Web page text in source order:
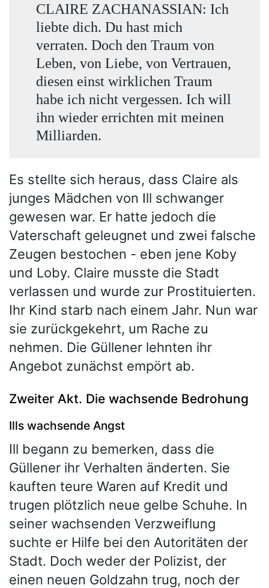
CLAIRE ZACHANASSIAN: Ich
liebte dich. Du hast mich
verraten. Doch den Traum von
Leben, von Liebe, von Vertrauen,
diesen einst wirklichen Traum
habe ich nicht vergessen. Ich will
ihn wieder errichten mit meinen
Milliarden.
Es stellte sich heraus, dass Claire als
junges Mädchen von Ill schwanger
gewesen war. Er hatte jedoch die
Vaterschaft geleugnet und zwei falsche
Zeugen bestochen - eben jene Koby
und Loby. Claire musste die Stadt
verlassen und wurde zur Prostituierten.
Ihr Kind starb nach einem Jahr. Nun war
sie zurückgekehrt, um Rache zu
nehmen. Die Güllener lehnten ihr
Angebot zunächst empört ab.
Zweiter Akt. Die wachsende Bedrohung
Ills wachsende Angst
Ill begann zu bemerken, dass die
Güllener ihr Verhalten änderten. Sie
kauften teure Waren auf Kredit und
trugen plötzlich neue gelbe Schuhe. In
seiner wachsenden Verzweiflung
suchte er Hilfe bei den Autoritäten der
Stadt. Doch weder der Polizist, der
einen neuen Goldzahn trug, noch der